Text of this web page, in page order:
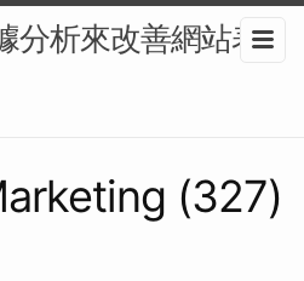
分析來改善網站表
(327)